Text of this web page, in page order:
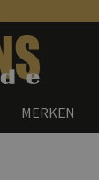
MERKEN
Zoeken